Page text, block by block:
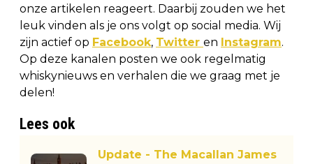
onze artikelen reageert. Daarbij zouden we het
leuk vinden als je ons volgt op social media. Wij
zijn actief op Facebook, Twitter en Instagram.
Op deze kanalen posten we ook regelmatig
whiskynieuws en verhalen die we graag met je
delen!
Lees ook
Update - The Macallan James